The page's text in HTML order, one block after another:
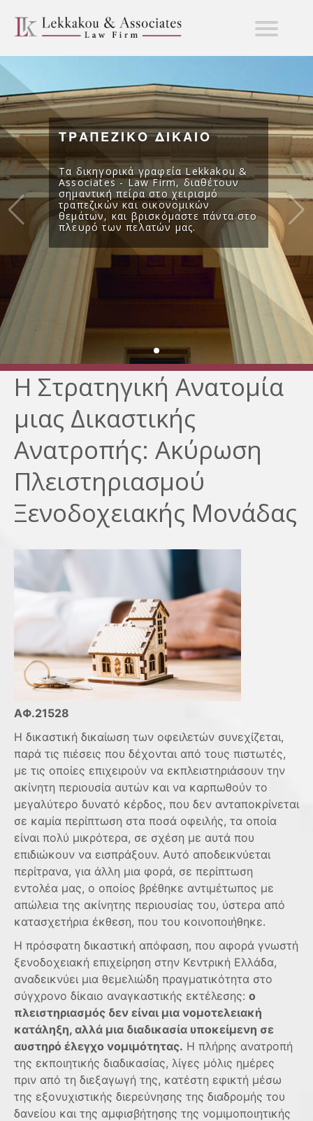
ΤΡΑΠΕΖΙΚΟ ΔΙΚΑΙΟ
Τα δικηγορικά γραφεία Lekkakou &
Associates - Law Firm, διαθέτουν
σημαντική πείρα στο χειρισμό
τραπεζικών και οικονομικών
θεμάτων, και βρισκόμαστε πάντα στο
πλευρό των πελατών μας.
Η Στρατηγική Ανατομία
μιας Δικαστικής
Ανατροπής: Ακύρωση
Πλειστηριασμού
Ξενοδοχειακής Μονάδας
ΑΦ.21528
Η δικαστική δικαίωση των οφειλετών συνεχίζεται,
παρά τις πιέσεις που δέχονται από τους πιστωτές,
με τις οποίες επιχειρούν να εκπλειστηριάσουν την
ακίνητη περιουσία αυτών και να καρπωθούν το
μεγαλύτερο δυνατό κέρδος, που δεν ανταποκρίνεται
σε καμία περίπτωση στα ποσά οφειλής, τα οποία
είναι πολύ μικρότερα, σε σχέση με αυτά που
επιδιώκουν να εισπράξουν. Αυτό αποδεικνύεται
περίτρανα, για άλλη μια φορά, σε περίπτωση
εντολέα μας, ο οποίος βρέθηκε αντιμέτωπος με
απώλεια της ακίνητης περιουσίας του, ύστερα από
κατασχετήρια έκθεση, που του κοινοποιήθηκε.
Η πρόσφατη δικαστική απόφαση, που αφορά γνωστή
ξενοδοχειακή επιχείρηση στην Κεντρική Ελλάδα,
αναδεικνύει μια θεμελιώδη πραγματικότητα στο
σύγχρονο δίκαιο αναγκαστικής εκτέλεσης: ο
πλειστηριασμός δεν είναι μια νομοτελειακή
κατάληξη, αλλά μια διαδικασία υποκείμενη σε
αυστηρό έλεγχο νομιμότητας. Η πλήρης ανατροπή
της εκποιητικής διαδικασίας, λίγες μόλις ημέρες
πριν από τη διεξαγωγή της, κατέστη εφικτή μέσω
της εξονυχιστικής διερεύνησης της διαδρομής του
δανείου και της αμφισβήτησης της νομιμοποιητικής